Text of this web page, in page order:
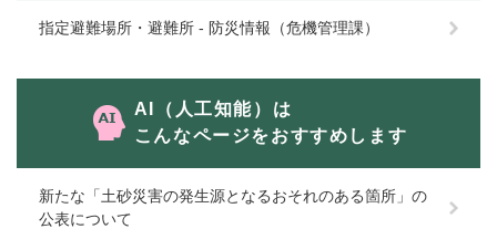
指定避難場所・避難所 - 防災情報（危機管理課）
AI（人工知能）は
こんなページをおすすめします
新たな「土砂災害の発生源となるおそれのある箇所」の
公表について